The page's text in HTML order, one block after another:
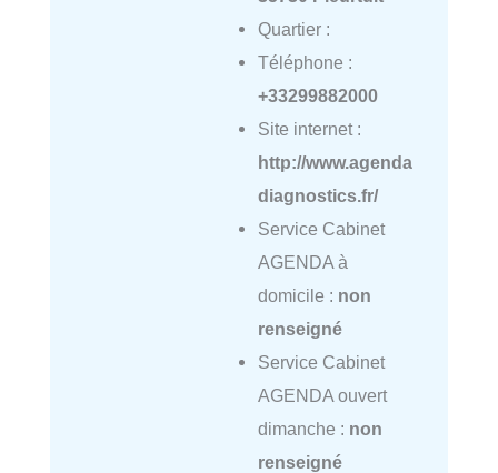
Quartier :
Téléphone :
+33299882000
Site internet :
http://www.agenda
diagnostics.fr/
Service Cabinet
AGENDA à
domicile : non
renseigné
Service Cabinet
AGENDA ouvert
dimanche : non
renseigné